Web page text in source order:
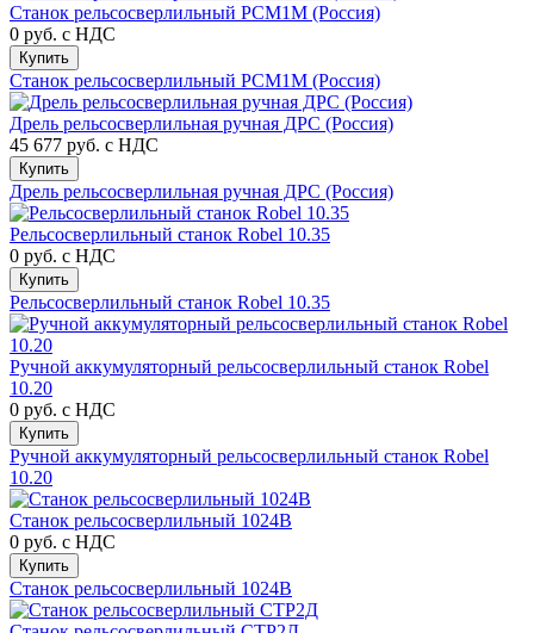
Станок рельсосверлильный РСМ1М (Россия)
0 руб. с НДС
Купить
Станок рельсосверлильный РСМ1М (Россия)
Дрель рельсосверлильная ручная ДРС (Россия)
45 677 руб. с НДС
Купить
Дрель рельсосверлильная ручная ДРС (Россия)
Рельсосверлильный станок Robel 10.35
0 руб. с НДС
Купить
Рельсосверлильный станок Robel 10.35
Ручной аккумуляторный рельсосверлильный станок Robel
10.20
0 руб. с НДС
Купить
Ручной аккумуляторный рельсосверлильный станок Robel
10.20
Станок рельсосверлильный 1024В
0 руб. с НДС
Купить
Станок рельсосверлильный 1024В